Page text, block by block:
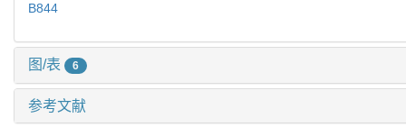
B844
图/表 6
参考文献